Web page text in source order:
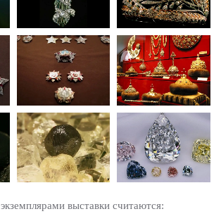
экземплярами выставки считаются: